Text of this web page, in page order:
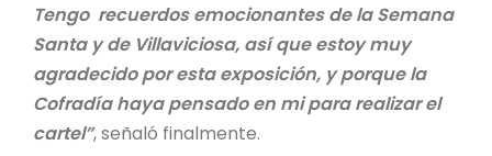
Tengo recuerdos emocionantes de la Semana
Santa y de Villaviciosa, así que estoy muy
agradecido por esta exposición, y porque la
Cofradía haya pensado en mi para realizar el
cartel”, señaló finalmente.